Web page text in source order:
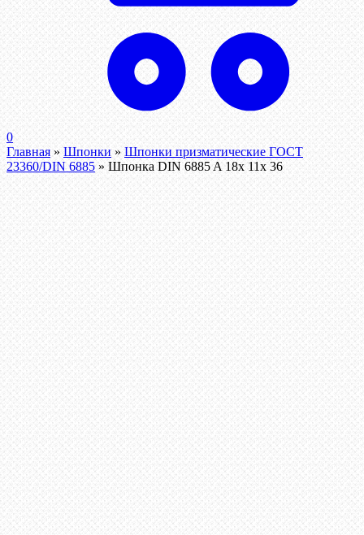
0
Главная » Шпонки » Шпонки призматические ГОСТ
23360/DIN 6885 » Шпонка DIN 6885 A 18x 11x 36